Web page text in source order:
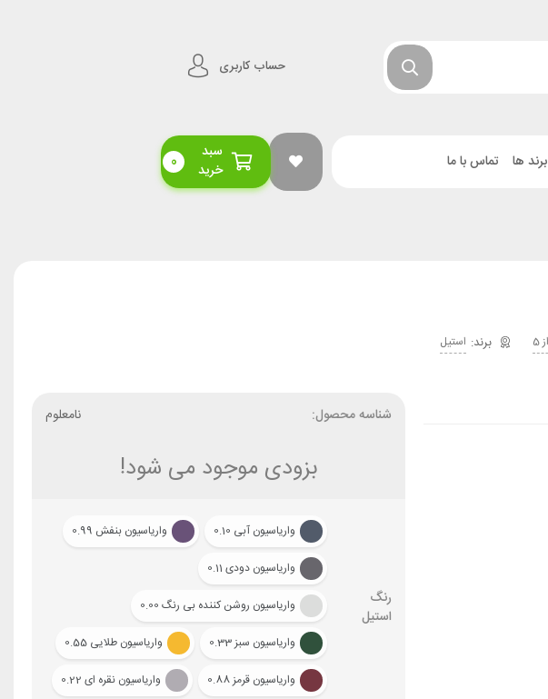
حساب کاربری
برند ها تماس با ما
سبد
خرید
0
استیل
شناسه محصول: نامعلوم
بزودی موجود می شود!
رنگ
استیل
واریاسیون آبی 0.10 واریاسیون بنفش 0.99
واریاسیون دودی 0.11
واریاسیون روشن کننده بی رنگ 0.00
واریاسیون سبز 0.33 واریاسیون طلایی 0.55
واریاسیون قرمز 0.88 واریاسیون نقره ای 0.22